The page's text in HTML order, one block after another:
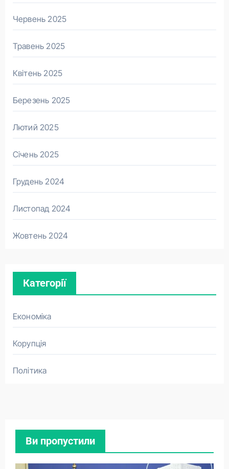
Червень 2025
Травень 2025
Квітень 2025
Березень 2025
Лютий 2025
Січень 2025
Грудень 2024
Листопад 2024
Жовтень 2024
Категорії
Економіка
Корупція
Політика
Ви пропустили